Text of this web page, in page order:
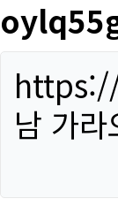
https://
남 가